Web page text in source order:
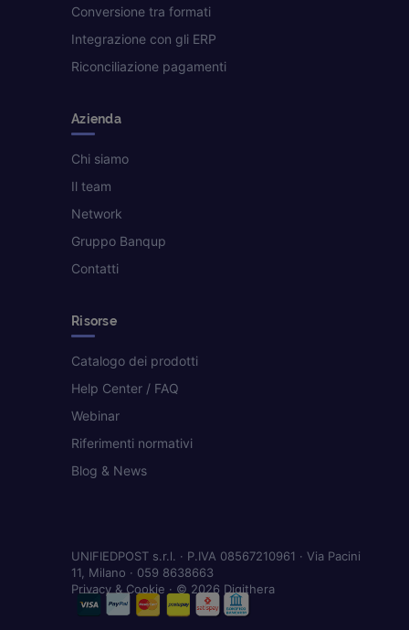
Conversione tra formati
Integrazione con gli ERP
Riconciliazione pagamenti
Azienda
Chi siamo
Il team
Network
Gruppo Banqup
Contatti
Risorse
Catalogo dei prodotti
Help Center / FAQ
Webinar
Riferimenti normativi
Blog & News
UNIFIEDPOST s.r.l. · P.IVA 08567210961 · Via Pacini
11, Milano · 059 8638663
Privacy & Cookie · © 2026 Digithera